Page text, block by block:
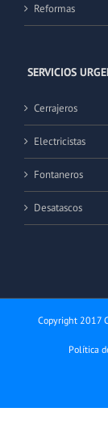
Reformas
SERVICIOS
Cerrajeros
Electricistas
Fontaneros
Desatascos
Copyright 2017
Política